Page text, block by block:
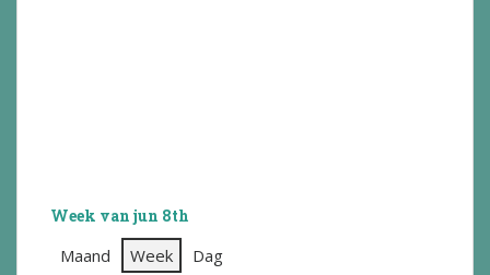
Week van jun 8th
Maand Week Dag